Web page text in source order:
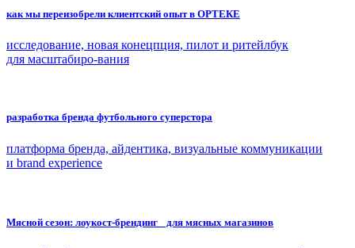
как мы переизобрели клиентский опыт в ОРТЕКЕ
исследование, новая конецпция, пилот и ритейлбук
для масштабиро-вания
разработка бренда футбольного суперстора
платформа бренда, айдентика, визуальные коммуникации
и brand experience
Мясной сезон: лоукост-брендинг для мясных магазинов